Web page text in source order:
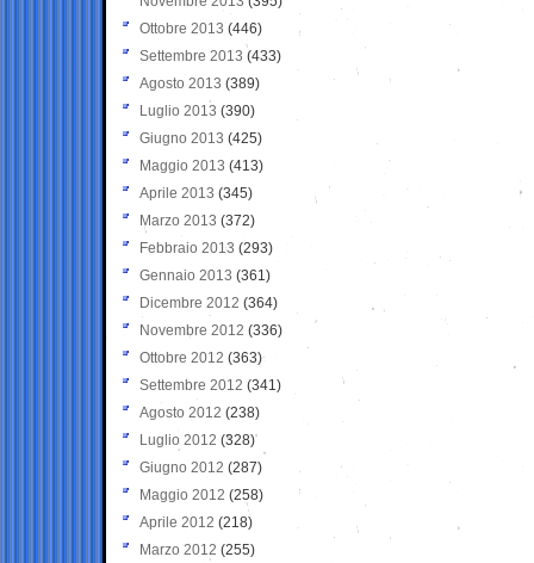
Ottobre 2013 (446)
Settembre 2013 (433)
Agosto 2013 (389)
Luglio 2013 (390)
Giugno 2013 (425)
Maggio 2013 (413)
Aprile 2013 (345)
Marzo 2013 (372)
Febbraio 2013 (293)
Gennaio 2013 (361)
Dicembre 2012 (364)
Novembre 2012 (336)
Ottobre 2012 (363)
Settembre 2012 (341)
Agosto 2012 (238)
Luglio 2012 (328)
Giugno 2012 (287)
Maggio 2012 (258)
Aprile 2012 (218)
Marzo 2012 (255)